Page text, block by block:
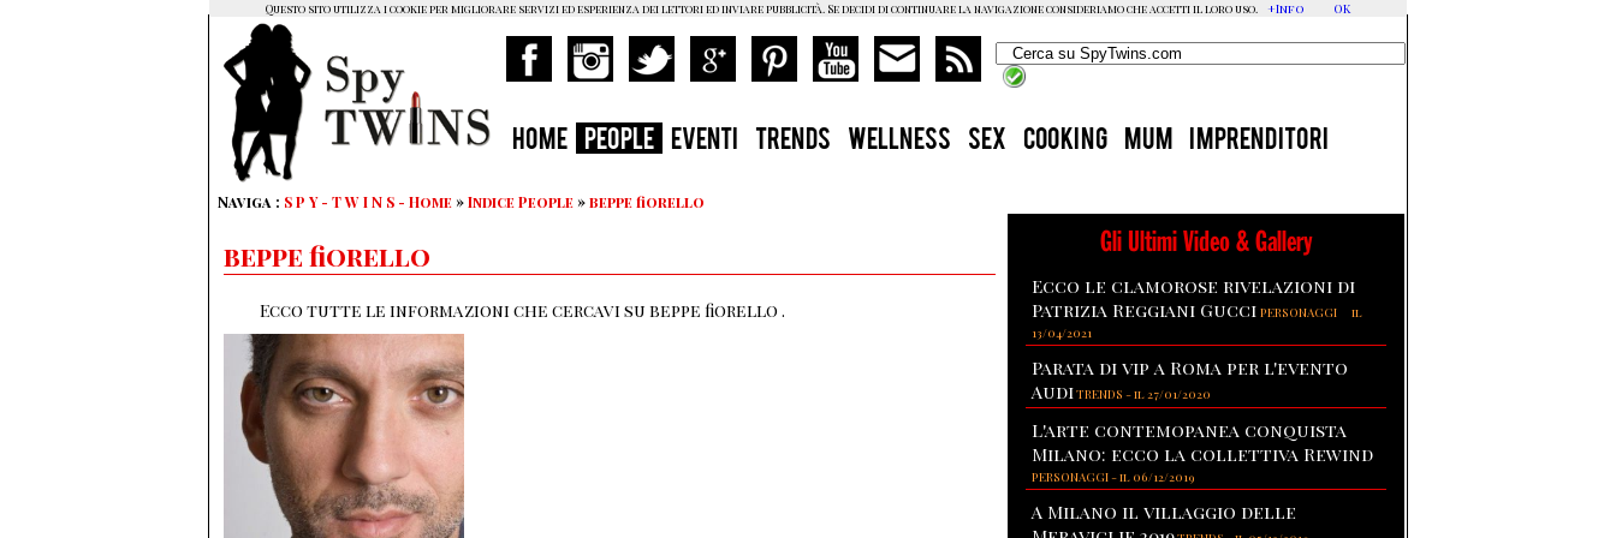
HOME PEOPLE EVENTI TRENDS WELLNESS SEX COOKING MUM IMPRENDITORI
Naviga : S P Y - T W I N S - Home »Indice People »beppe fiorello
beppe fiorello
Ecco tutte le informazioni che cercavi su beppe fiorello .
Gli Ultimi Video & Gallery
Ecco le clamorose rivelazioni di
Patrizia Reggiani Gucci PERSONAGGI
il
13/04/2021
Parata di vip a Roma per l'evento
AudiTRENDS -il 27/01/2020
L'arte contemopanea conquista
Milano: ecco la collettiva Rewind
PERSONAGGI-il 06/12/2019
A Milano il villaggio delle
Questo sito utilizza i cookie per migliorare servizi ed esperienza dei lettori ed inviare pubblicità. Se decidi di continuare la navigazione consideriamo che accetti il loro uso. +Info OK